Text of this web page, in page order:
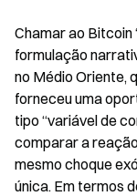
Chamar ao Bitcoin
formulação
no Médio Oriente,
forneceu uma
tipo “variável de
comparar a
mesmo choque
única. Em termos